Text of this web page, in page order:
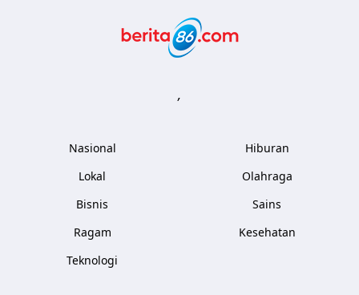
,
Nasional
Lokal
Bisnis
Ragam
Teknologi
Hiburan
Olahraga
Sains
Kesehatan